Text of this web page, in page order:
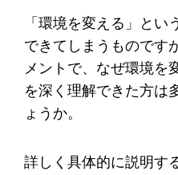
「環境を変える」と
できてしまうものです
メントで、なぜ環境を
を深く理解できた方は
ょうか。
詳しく具体的に説明す